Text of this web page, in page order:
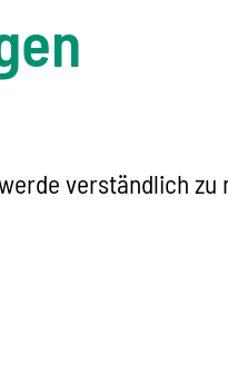
verständlich zu